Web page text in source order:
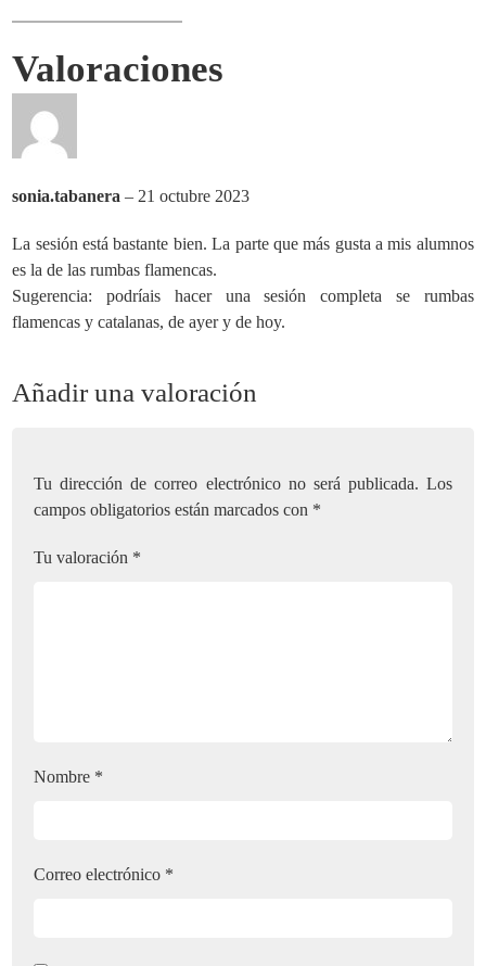
Valoraciones
sonia.tabanera– 21 octubre 2023
La sesión está bastante bien. La parte que más gusta a mis alumnos
es la de las rumbas flamencas.
Sugerencia: podríais hacer una sesión completa se rumbas
flamencas y catalanas, de ayer y de hoy.
Añadir una valoración
Tu dirección de correo electrónico no será publicada. Los
campos obligatorios están marcados con *
Tu valoración *
Nombre *
Correo electrónico *